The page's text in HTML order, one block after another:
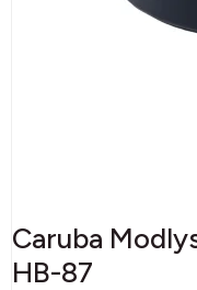
Caruba
HB-87